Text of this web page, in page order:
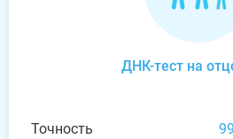
ДНК-тест на
Точность